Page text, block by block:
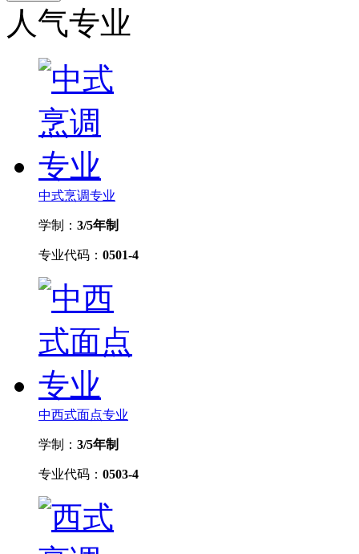
人气专业
中式烹调专业
学制： 3/5年制
专业代码： 0501-4
中西式面点专业
学制： 3/5年制
专业代码： 0503-4